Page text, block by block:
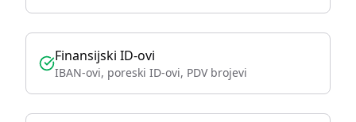
Finansijski ID-ovi
IBAN-ovi, poreski ID-ovi, PDV brojevi